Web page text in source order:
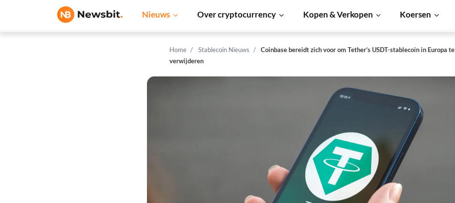
Nieuws Over cryptocurrency Kopen & Verkopen Koersen
Home Stablecoin Nieuws
Coinbase bereidt zich voor om Tether’s USDT-stablecoin in Europa te
verwijderen